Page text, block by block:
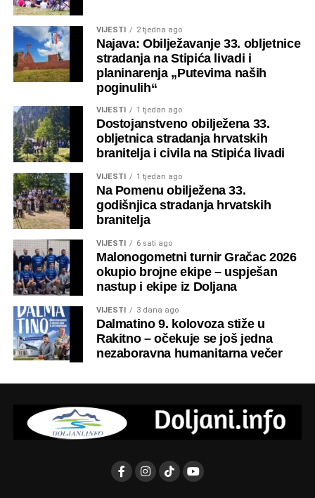
Baćna
Baćina – pogled iz Stupara
Pogled na Čvrsnicu s Baćine Baćina – pogled s Borovnika
Lovište i lovna divljač
Glavno lovište LD “Baćina” prostire se većim dijelom na
planini Baćina i obuhvaća raznolika staništa pogodna za
razne vrste divljači. Najzastupljenije su:
Divlja svinja
Srndać (Capreolus capreolus)
VIJESTI 2 tjedna ago
Najava: Obilježavanje 33. obljetnice
stradanja na Stipića livadi i
planinarenja „Putevima naših
poginulih“
VIJESTI 1 tjedan ago
Dostojanstveno obilježena 33.
obljetnica stradanja hrvatskih
branitelja i civila na Stipića livadi
VIJESTI 1 tjedan ago
Na Pomenu obilježena 33.
godišnjica stradanja hrvatskih
branitelja
VIJESTI 6 sati ago
Malonogometni turnir Gračac 2026
okupio brojne ekipe – uspješan
nastup i ekipe iz Doljana
VIJESTI 3 dana ago
Dalmatino 9. kolovoza stiže u
Rakitno – očekuje se još jedna
nezaboravna humanitarna večer